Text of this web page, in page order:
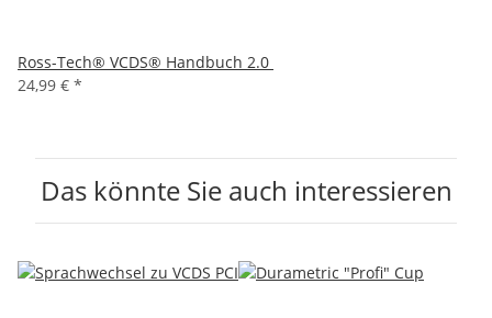
Ross-Tech® VCDS® Handbuch 2.0
24,99 € *
Das könnte Sie auch interessieren